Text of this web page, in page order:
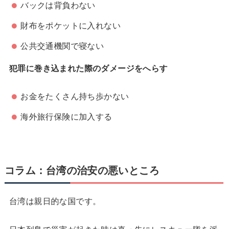
バックは背負わない
財布をポケットに入れない
公共交通機関で寝ない
犯罪に巻き込まれた際のダメージをへらす
お金をたくさん持ち歩かない
海外旅行保険に加入する
コラム：台湾の治安の悪いところ
台湾は親日的な国です。